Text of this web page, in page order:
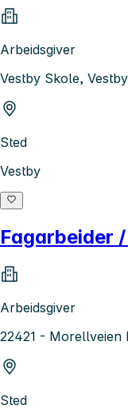
Arbeidsgiver
Vestby Skole,
Sted
Vestby
Fagarbeider
Arbeidsgiver
22421 - Morellveien
Sted